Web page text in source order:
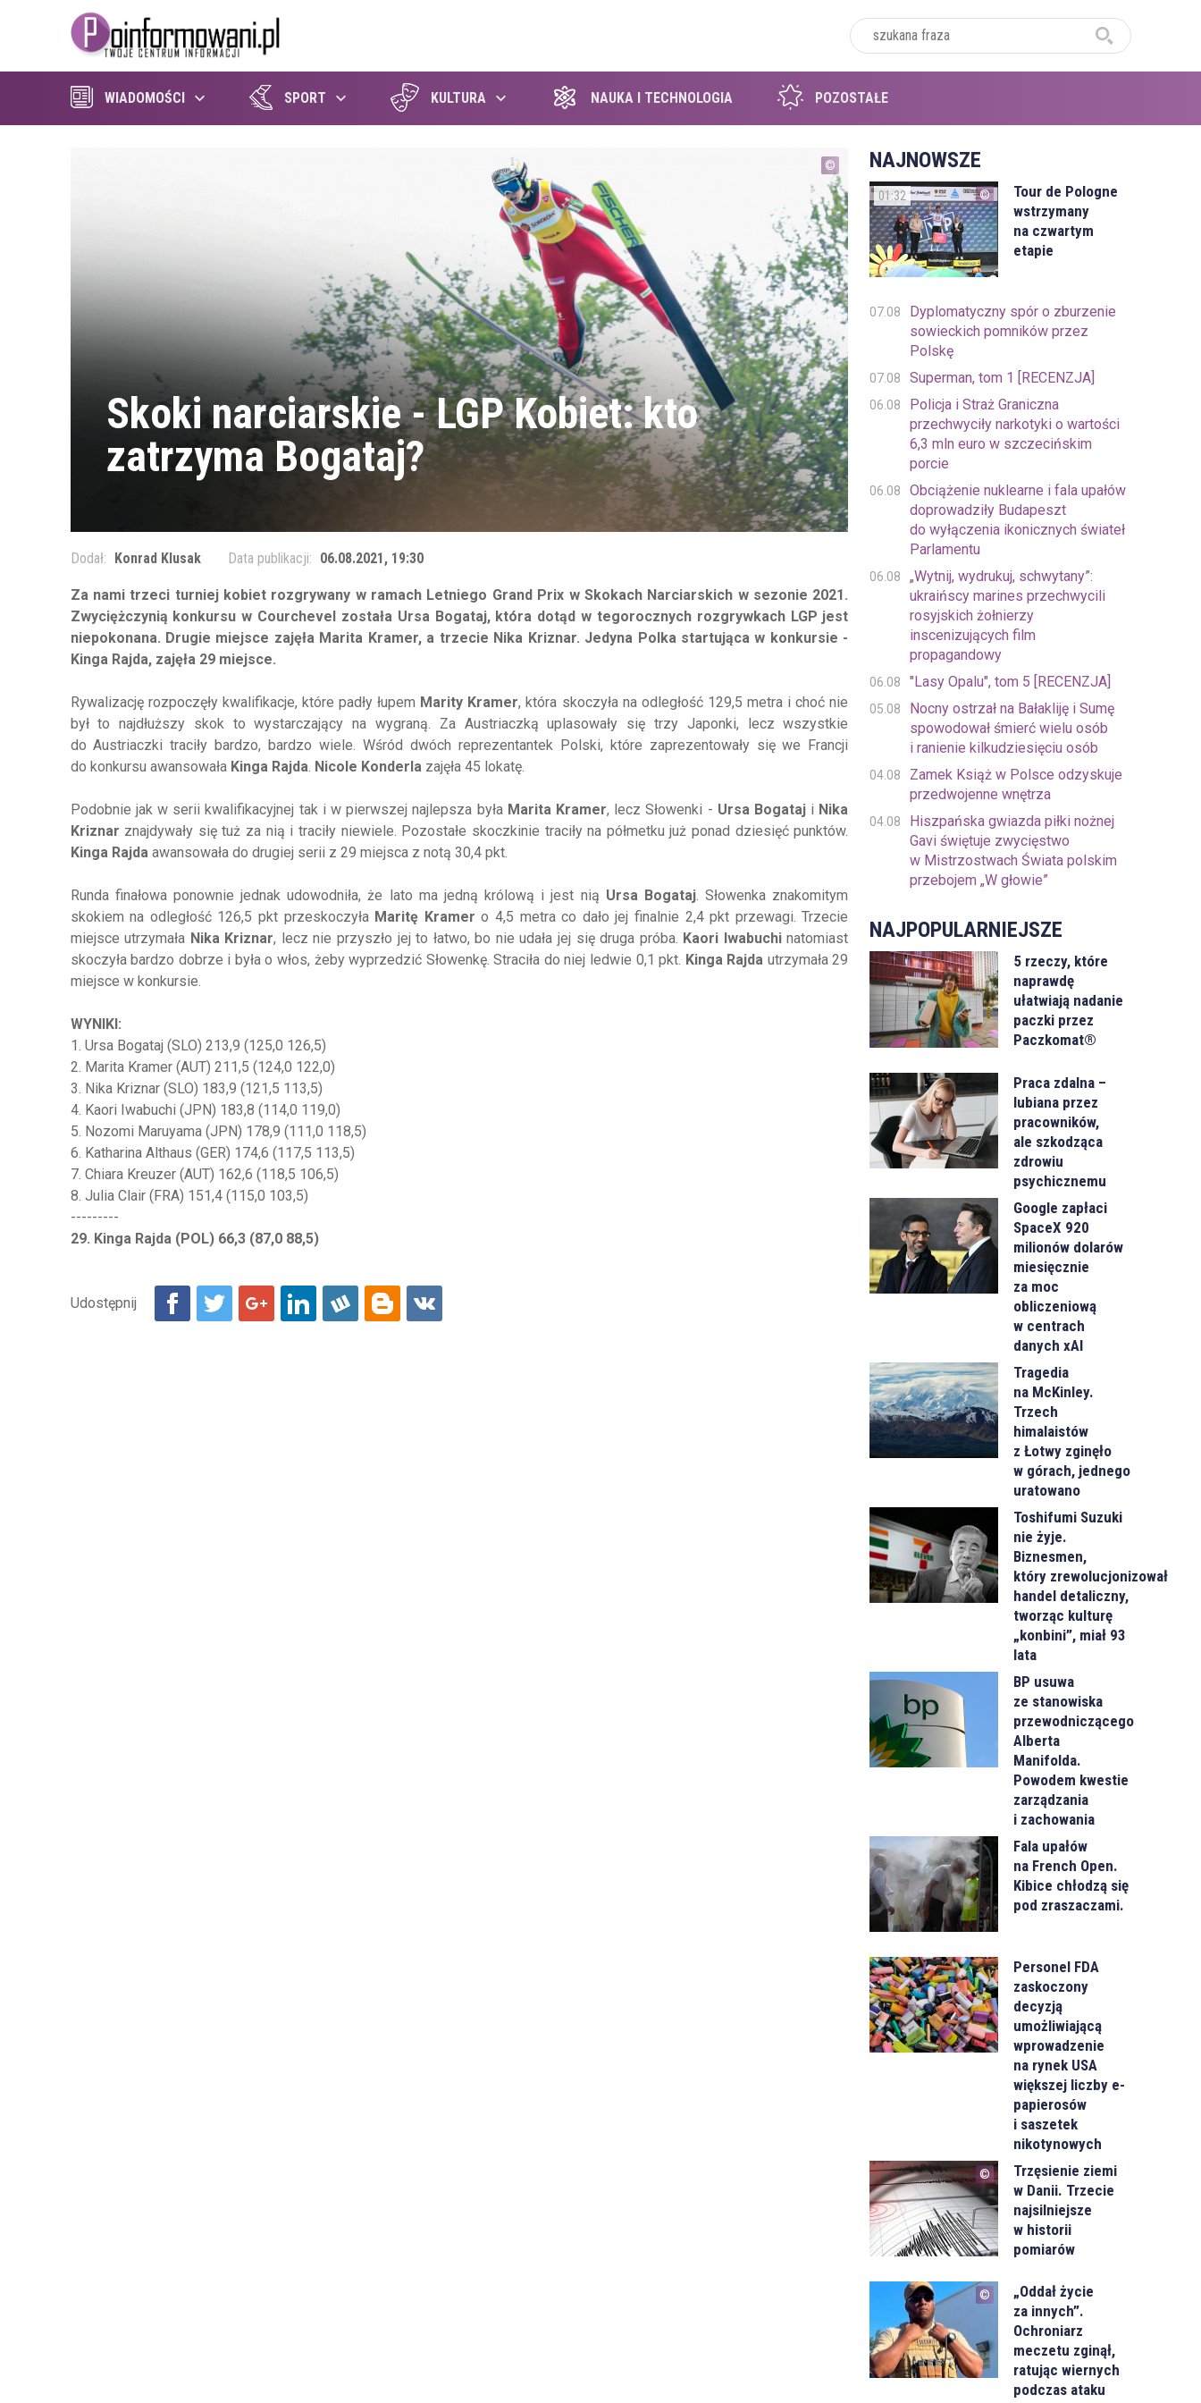
WIADOMOŚCI SPORT KULTURA NAUKA I TECHNOLOGIA POZOSTAŁE
Skoki narciarskie - LGP Kobiet: kto
zatrzyma Bogataj?
Dodał: Konrad Klusak Data publikacji: 06.08.2021, 19:30
Za nami trzeci turniej kobiet rozgrywany w ramach Letniego Grand Prix w Skokach Narciarskich w sezonie 2021.
Zwyciężczynią konkursu w Courchevel została Ursa Bogataj, która dotąd w tegorocznych rozgrywkach LGP jest
niepokonana. Drugie miejsce zajęła Marita Kramer, a trzecie Nika Kriznar. Jedyna Polka startująca w konkursie -
Kinga Rajda, zajęła 29 miejsce.
Rywalizację rozpoczęły kwalifikacje, które padły łupem Marity Kramer, która skoczyła na odległość 129,5 metra i choć nie
był to najdłuższy skok to wystarczający na wygraną. Za Austriaczką uplasowały się trzy Japonki, lecz wszystkie
do Austriaczki traciły bardzo, bardzo wiele. Wśród dwóch reprezentantek Polski, które zaprezentowały się we Francji
do konkursu awansowała Kinga Rajda. Nicole Konderlazajęła 45 lokatę.
Podobnie jak w serii kwalifikacyjnej tak i w pierwszej najlepsza była Marita Kramer, lecz Słowenki - Ursa Bogataj i Nika
Kriznar znajdywały się tuż za nią i traciły niewiele. Pozostałe skoczkinie traciły na półmetku już ponad dziesięć punktów.
Kinga Rajdaawansowała do drugiej serii z 29 miejsca z notą 30,4 pkt.
Runda finałowa ponownie jednak udowodniła, że lato ma jedną królową i jest nią Ursa Bogataj. Słowenka znakomitym
skokiem na odległość 126,5 pkt przeskoczyła Maritę Kramer o 4,5 metra co dało jej finalnie 2,4 pkt przewagi. Trzecie
miejsce utrzymała Nika Kriznar, lecz nie przyszło jej to łatwo, bo nie udała jej się druga próba. Kaori Iwabuchinatomiast
skoczyła bardzo dobrze i była o włos, żeby wyprzedzić Słowenkę. Straciła do niej ledwie 0,1 pkt. Kinga Rajda utrzymała 29
miejsce w konkursie.
WYNIKI:
1. Ursa Bogataj (SLO) 213,9 (125,0 126,5)
2. Marita Kramer (AUT) 211,5 (124,0 122,0)
3. Nika Kriznar (SLO) 183,9 (121,5 113,5)
4. Kaori Iwabuchi (JPN) 183,8 (114,0 119,0)
5. Nozomi Maruyama (JPN) 178,9 (111,0 118,5)
6. Katharina Althaus (GER) 174,6 (117,5 113,5)
7. Chiara Kreuzer (AUT) 162,6 (118,5 106,5)
8. Julia Clair (FRA) 151,4 (115,0 103,5)
---------
29. Kinga Rajda (POL) 66,3 (87,0 88,5)
NAJNOWSZE
01:32
Tour de Pologne
wstrzymany
na czwartym
etapie
07.08
Dyplomatyczny spór o zburzenie
sowieckich pomników przez
Polskę
07.08 Superman, tom 1 [RECENZJA]
06.08
Policja i Straż Graniczna
przechwyciły narkotyki o wartości
6,3 mln euro w szczecińskim
porcie
06.08
Obciążenie nuklearne i fala upałów
doprowadziły Budapeszt
do wyłączenia ikonicznych świateł
Parlamentu
06.08
„Wytnij, wydrukuj, schwytany”:
ukraińscy marines przechwycili
rosyjskich żołnierzy
inscenizujących film
propagandowy
06.08 "Lasy Opalu", tom 5 [RECENZJA]
05.08
Nocny ostrzał na Bałakliję i Sumę
spowodował śmierć wielu osób
i ranienie kilkudziesięciu osób
04.08
Zamek Książ w Polsce odzyskuje
przedwojenne wnętrza
04.08
Hiszpańska gwiazda piłki nożnej
Gavi świętuje zwycięstwo
w Mistrzostwach Świata polskim
przebojem „W głowie”
NAJPOPULARNIEJSZE
5 rzeczy, które
naprawdę
ułatwiają nadanie
paczki przez
Paczkomat®
Praca zdalna –
lubiana przez
pracowników,
ale szkodząca
zdrowiu
psychicznemu
Google zapłaci
SpaceX 920
milionów dolarów
miesięcznie
za moc
obliczeniową
w centrach
danych xAI
Tragedia
na McKinley.
Trzech
himalaistów
z Łotwy zginęło
w górach, jednego
uratowano
Toshifumi Suzuki
nie żyje.
Biznesmen,
który zrewolucjonizował
handel detaliczny,
tworząc kulturę
„konbini”, miał 93
lata
BP usuwa
ze stanowiska
przewodniczącego
Alberta
Manifolda.
Powodem kwestie
zarządzania
i zachowania
Fala upałów
na French Open.
Kibice chłodzą się
pod zraszaczami.
Personel FDA
zaskoczony
decyzją
umożliwiającą
wprowadzenie
na rynek USA
większej liczby e-
papierosów
i saszetek
nikotynowych
Trzęsienie ziemi
w Danii. Trzecie
najsilniejsze
w historii
pomiarów
„Oddał życie
za innych”.
Ochroniarz
meczetu zginął,
ratując wiernych
podczas ataku